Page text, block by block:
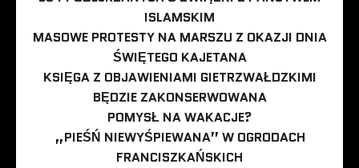
ISLAMSKIM
MASOWE PROTESTY NA MARSZU Z OKAZJI DNIA
ŚWIĘTEGO KAJETANA
KSIĘGA Z OBJAWIENIAMI GIETRZWAŁDZKIMI
BĘDZIE ZAKONSERWOWANA
POMYSŁ NA WAKACJE?
„PIEŚŃ NIEWYŚPIEWANA” W OGRODACH
FRANCISZKAŃSKICH